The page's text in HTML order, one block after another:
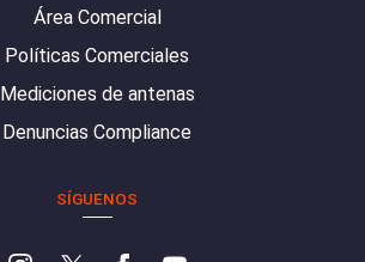
Área Comercial
Políticas Comerciales
Mediciones de antenas
Denuncias Compliance
SÍGUENOS